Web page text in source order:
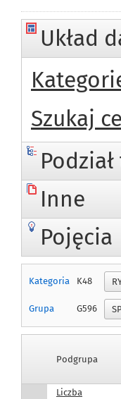
Układ
Szukaj
Inne
Pojęcia
Kategoria K48
Grupa G596
Podgrupa
Liczba